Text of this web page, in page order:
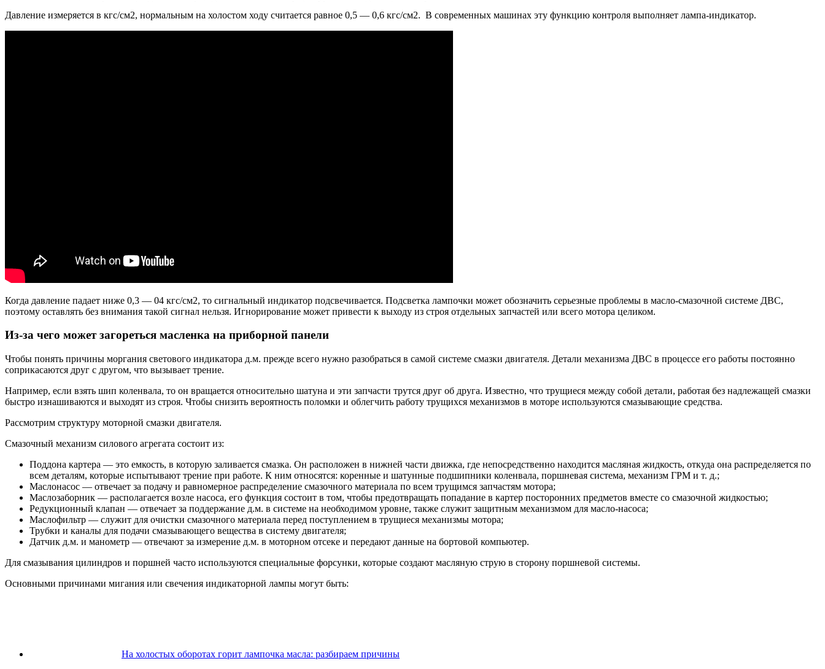
Давление измеряется в кгс/см2, нормальным на холостом ходу считается равное 0,5 — 0,6 кгс/см2. В современных машинах эту функцию контроля выполняет лампа-индикатор.
Когда давление падает ниже 0,3 — 04 кгс/см2, то сигнальный индикатор подсвечивается. Подсветка лампочки может обозначить серьезные проблемы в масло-смазочной системе ДВС,
поэтому оставлять без внимания такой сигнал нельзя. Игнорирование может привести к выходу из строя отдельных запчастей или всего мотора целиком.
Из-за чего может загореться масленка на приборной панели
Чтобы понять причины моргания светового индикатора д.м. прежде всего нужно разобраться в самой системе смазки двигателя. Детали механизма ДВС в процессе его работы постоянно
соприкасаются друг с другом, что вызывает трение.
Например, если взять шип коленвала, то он вращается относительно шатуна и эти запчасти трутся друг об друга. Известно, что трущиеся между собой детали, работая без надлежащей смазки
быстро изнашиваются и выходят из строя. Чтобы снизить вероятность поломки и облегчить работу трущихся механизмов в моторе используются смазывающие средства.
Рассмотрим структуру моторной смазки двигателя.
Смазочный механизм силового агрегата состоит из:
Поддона картера — это емкость, в которую заливается смазка. Он расположен в нижней части движка, где непосредственно находится масляная жидкость, откуда она распределяется по
всем деталям, которые испытывают трение при работе. К ним относятся: коренные и шатунные подшипники коленвала, поршневая система, механизм ГРМ и т. д.;
Маслонасос — отвечает за подачу и равномерное распределение смазочного материала по всем трущимся запчастям мотора;
Маслозаборник — располагается возле насоса, его функция состоит в том, чтобы предотвращать попадание в картер посторонних предметов вместе со смазочной жидкостью;
Редукционный клапан — отвечает за поддержание д.м. в системе на необходимом уровне, также служит защитным механизмом для масло-насоса;
Маслофильтр — служит для очистки смазочного материала перед поступлением в трущиеся механизмы мотора;
Трубки и каналы для подачи смазывающего вещества в систему двигателя;
Датчик д.м. и манометр — отвечают за измерение д.м. в моторном отсеке и передают данные на бортовой компьютер.
Для смазывания цилиндров и поршней часто используются специальные форсунки, которые создают масляную струю в сторону поршневой системы.
Основными причинами мигания или свечения индикаторной лампы могут быть:
На холостых оборотах горит лампочка масла: разбираем причины